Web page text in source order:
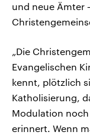
und neue Ämter
„Die
Evangelischen
kennt, plötzlich
Katholisierung,
Modulation noch
erinnert. Wenn